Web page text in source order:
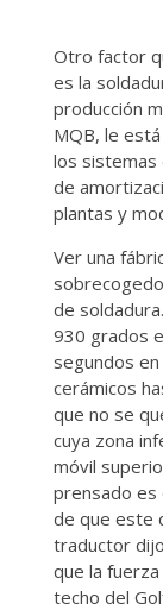
Otro factor
es la
producción
MQB, le
los sistemas
de
plantas y
Ver una
de
930 grados
segundos
cerámicos
que no se
cuya zona
móvil
prensado es
de que este
traductor
que la
techo del